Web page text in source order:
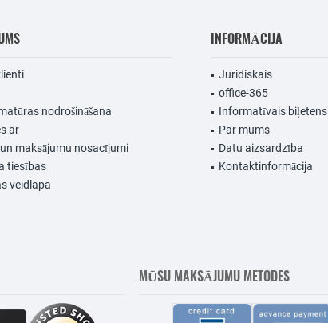
nodrošināšana
ar
un maksājumu nosacījumi
tiesības
veidlapa
INFORMĀCIJA
Juridiskais
office-365
Informatīvais biļetens
Par mums
Datu aizsardzība
Kontaktinformācija
MŪSU MAKSĀJUMU METODES